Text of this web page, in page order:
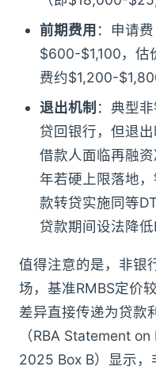
前期费用 ：申请
$600-$1,100，
费约$1,200-
退出机制 ：典型
贷回银行，但退出
借款人面临再融
年若硬上限落地
款转贷实施同等
贷款期间设法降低
值得注意的是，非银
场，基准RMBS定价
差异直接传递为贷款
（RBA Statement
2025 Box B）显示，